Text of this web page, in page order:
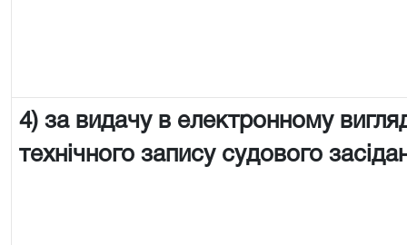
4) за видачу в електронному
технічного запису судового